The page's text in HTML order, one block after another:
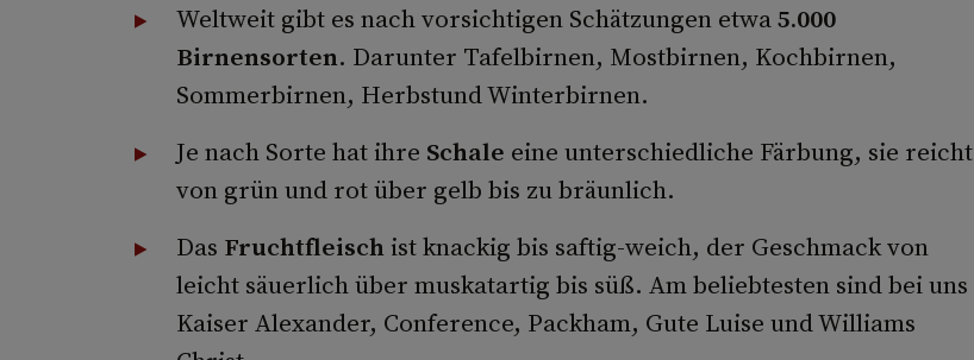
Weltweit gibt es nach vorsichtigen Schätzungen etwa5.000
Birnensorten. Darunter Tafelbirnen, Mostbirnen, Kochbirnen,
Sommerbirnen, Herbstund Winterbirnen.
Je nach Sorte hat ihre Schale eine unterschiedliche Färbung, sie reicht
von grün und rot über gelb bis zu bräunlich.
Das Fruchtfleischist knackig bis saftig-weich, der Geschmack von
leicht säuerlich über muskatartig bis süß. Am beliebtesten sind bei uns
Kaiser Alexander, Conference, Packham, Gute Luise und Williams